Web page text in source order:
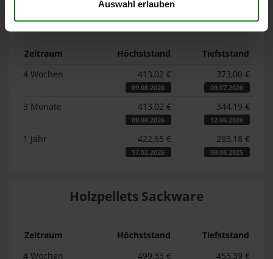
Auswahl erlauben
Zeitraum Höchststand
Tiefststand
4 Wochen
413,02 €
09.08.2026
373,00 €
09.07.2026
3 Monate 413,02 €
09.08.2026
344,19 €
12.06.2026
1 Jahr 422,65 €
17.02.2026
293,18 €
09.08.2025
Holzpellets Sackware
Zeitraum Höchststand
Tiefststand
4 Wochen
499,33 € 453,39 €